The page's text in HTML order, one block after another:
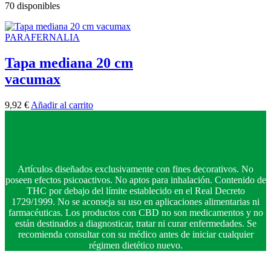
70 disponibles
PARAFERNALIA
Tapa mediana 20 cm
vacumax
9,92 € Añadir al carrito
Artículos diseñados exclusivamente con fines decorativos. No
poseen efectos psicoactivos. No aptos para inhalación. Contenido de
THC por debajo del límite establecido en el Real Decreto
1729/1999. No se aconseja su uso en aplicaciones alimentarias ni
farmacéuticas. Los productos con CBD no son medicamentos y no
están destinados a diagnosticar, tratar ni curar enfermedades. Se
recomienda consultar con su médico antes de iniciar cualquier
régimen dietético nuevo.